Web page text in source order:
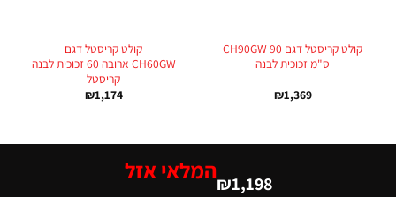
קולט קריסטל דגם CH90GW 90
ס"מ זכוכית לבנה
₪1,369
קולט קריסטל דגם
CH60GW ארובה 60 זכוכית לבנה
קריסטל
₪1,174
₪1,198 המלאי אזל